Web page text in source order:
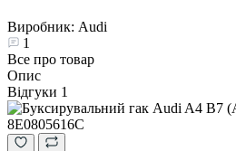
Виробник: Audi
1
Все про товар
Опис
Відгуки 1